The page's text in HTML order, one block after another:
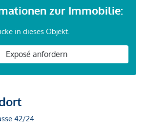
zur Immobilie:
in dieses Objekt.
Exposé anfordern
42/24